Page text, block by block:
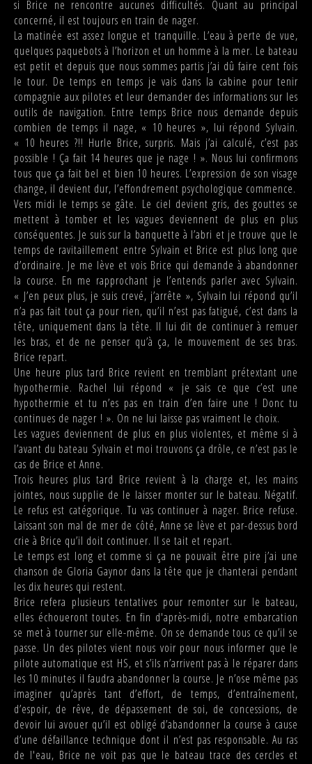
si Brice ne rencontre aucunes difficultés. Quant au principal
concerné, il est toujours en train de nager.
La matinée est assez longue et tranquille. L’eau à perte de vue,
quelques paquebots à l’horizon et un homme à la mer. Le bateau
est petit et depuis que nous sommes partis j’ai dû faire cent fois
le tour. De temps en temps je vais dans la cabine pour tenir
compagnie aux pilotes et leur demander des informations sur les
outils de navigation. Entre temps Brice nous demande depuis
combien de temps il nage, « 10 heures », lui répond Sylvain.
« 10 heures ?!! Hurle Brice, surpris. Mais j’ai calculé, c’est pas
possible ! Ça fait 14 heures que je nage ! ». Nous lui confirmons
tous que ça fait bel et bien 10 heures. L’expression de son visage
change, il devient dur, l’effondrement psychologique commence.
Vers midi le temps se gâte. Le ciel devient gris, des gouttes se
mettent à tomber et les vagues deviennent de plus en plus
conséquentes. Je suis sur la banquette à l’abri et je trouve que le
temps de ravitaillement entre Sylvain et Brice est plus long que
d’ordinaire. Je me lève et vois Brice qui demande à abandonner
la course. En me rapprochant je l’entends parler avec Sylvain.
« J’en peux plus, je suis crevé, j’arrête », Sylvain lui répond qu’il
n’a pas fait tout ça pour rien, qu’il n’est pas fatigué, c’est dans la
tête, uniquement dans la tête. Il lui dit de continuer à remuer
les bras, et de ne penser qu’à ça, le mouvement de ses bras.
Brice repart.
Une heure plus tard Brice revient en tremblant prétextant une
hypothermie. Rachel lui répond « je sais ce que c’est une
hypothermie et tu n’es pas en train d’en faire une ! Donc tu
continues de nager ! ». On ne lui laisse pas vraiment le choix.
Les vagues deviennent de plus en plus violentes, et même si à
l’avant du bateau Sylvain et moi trouvons ça drôle, ce n’est pas le
cas de Brice et Anne.
Trois heures plus tard Brice revient à la charge et, les mains
jointes, nous supplie de le laisser monter sur le bateau. Négatif.
Le refus est catégorique. Tu vas continuer à nager. Brice refuse.
Laissant son mal de mer de côté, Anne se lève et par-dessus bord
crie à Brice qu’il doit continuer. Il se tait et repart.
Le temps est long et comme si ça ne pouvait être pire j’ai une
chanson de Gloria Gaynor dans la tête que je chanterai pendant
les dix heures qui restent.
Brice refera plusieurs tentatives pour remonter sur le bateau,
elles échoueront toutes. En fin d'après-midi, notre embarcation
se met à tourner sur elle-même. On se demande tous ce qu’il se
passe. Un des pilotes vient nous voir pour nous informer que le
pilote automatique est HS, et s’ils n’arrivent pas à le réparer dans
les 10 minutes il faudra abandonner la course. Je n’ose même pas
imaginer qu’après tant d’effort, de temps, d’entraînement,
d’espoir, de rêve, de dépassement de soi, de concessions, de
devoir lui avouer qu’il est obligé d’abandonner la course à cause
d’une défaillance technique dont il n’est pas responsable. Au ras
de l'eau, Brice ne voit pas que le bateau trace des cercles et